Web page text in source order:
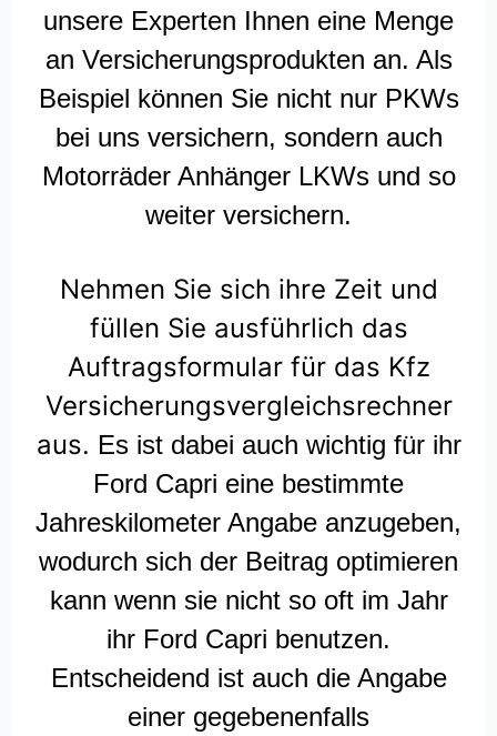
unsere Experten Ihnen eine Menge
an Versicherungsprodukten an. Als
Beispiel können Sie nicht nur PKWs
bei uns versichern, sondern auch
Motorräder Anhänger LKWs und so
weiter versichern.
Nehmen Sie sich ihre Zeit und
füllen Sie ausführlich das
Auftragsformular für das Kfz
Versicherungsvergleichsrechner
aus. Es ist dabei auch wichtig für ihr
Ford Capri eine bestimmte
Jahreskilometer Angabe anzugeben,
wodurch sich der Beitrag optimieren
kann wenn sie nicht so oft im Jahr
ihr Ford Capri benutzen.
Entscheidend ist auch die Angabe
einer gegebenenfalls